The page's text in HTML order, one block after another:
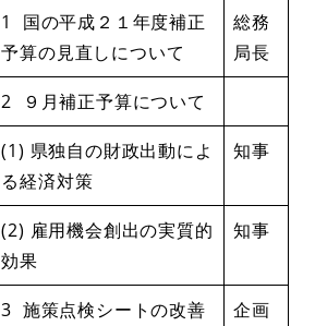
1 国の平成２１年度補正
予算の見直しについて
総務
局長
2 ９月補正予算について
(1) 県独自の財政出動によ
る経済対策
知事
(2) 雇用機会創出の実質的
効果
知事
3 施策点検シートの改善
企画